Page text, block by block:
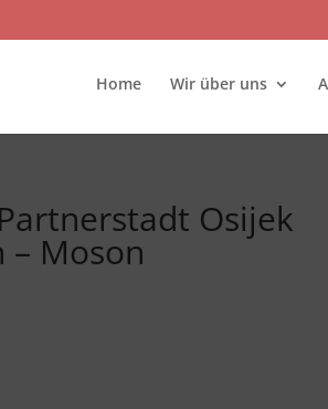
Home Wir über uns
Osijek
– Moson